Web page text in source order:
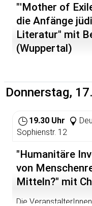
Karsta Holch
Streitberg
(Hauptschulrektor
Moderation: Rainer
Information:
"'Mother of
die Anfänge
Literatur" mit
(Wuppertal)
Donnerstag,
19.30 Uhr
Sophienstr. 12
"Humanitäre
von
Mitteln?" mit
Die